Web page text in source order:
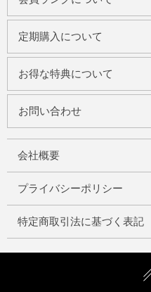
定期購入について
お得な特典について
お問い合わせ
会社概要
プライバシーポリシー
特定商取引法に基づく表記